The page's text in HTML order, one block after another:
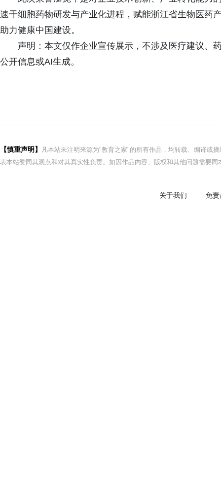
速干细胞药物研发与产业化进程，赋能浙江省生物医药
助力健康中国建设。
声明：本文仅作企业宣传展示，不涉及医疗建议、
公开信息或AI生成。
【慎重声明】
凡本站未注明来源为"教育之家"的所有作品，均转载、编译或
表本站赞同其观点和对其真实性负责。如因作品内容、版权和其他问题需要
关于我们 免责